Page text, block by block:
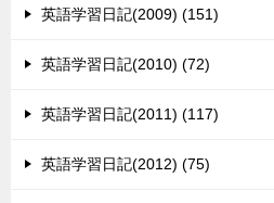
英語学習日記(2009) (151)
英語学習日記(2010) (72)
英語学習日記(2011) (117)
英語学習日記(2012) (75)